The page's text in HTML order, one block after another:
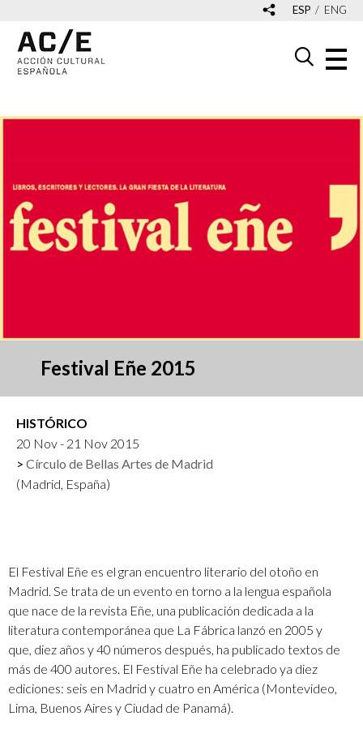
ESP ENG
Festival Eñe 2015
HISTÓRICO
20 Nov - 21 Nov 2015
Círculo de Bellas Artes de Madrid
(Madrid, España)
El Festival Eñe es el gran encuentro literario del otoño en
Madrid. Se trata de un evento en torno a la lengua española
que nace de la revista Eñe, una publicación dedicada a la
literatura contemporánea que La Fábrica lanzó en 2005 y
que, diez años y 40 números después, ha publicado textos de
más de 400 autores. El Festival Eñe ha celebrado ya diez
ediciones: seis en Madrid y cuatro en América (Montevideo,
Lima, Buenos Aires y Ciudad de Panamá).